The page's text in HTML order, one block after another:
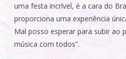
uma festa incrível, é a cara do
proporciona uma experiência
Mal posso esperar para subir ao
música com todos”.